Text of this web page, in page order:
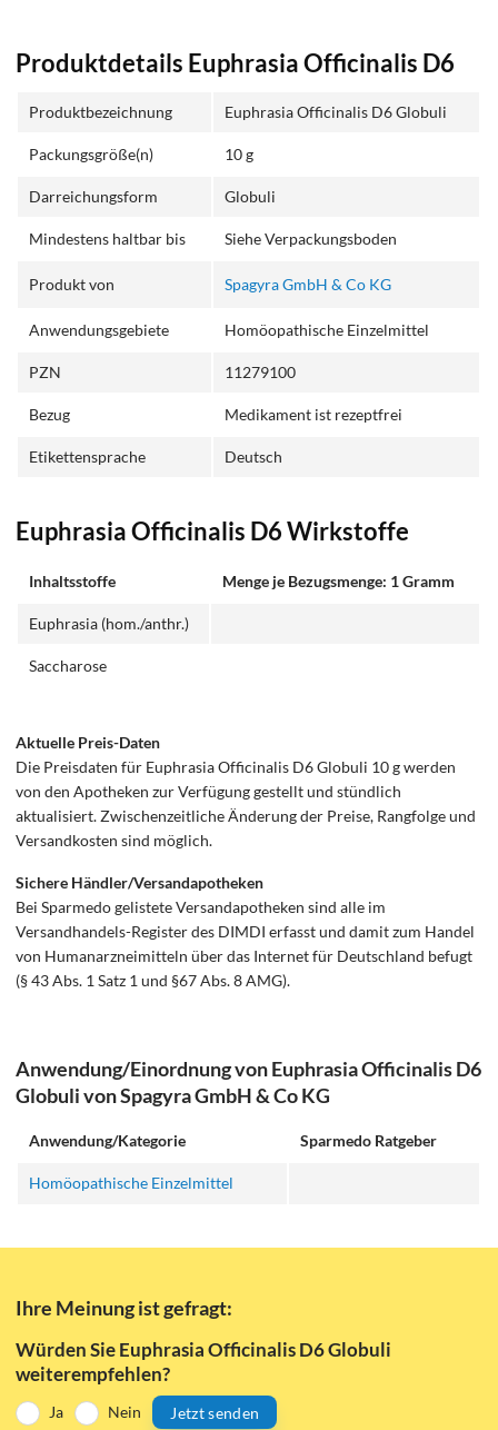
Produktdetails Euphrasia Officinalis D6
Produktbezeichnung Euphrasia Officinalis D6 Globuli
Packungsgröße(n) 10 g
Darreichungsform Globuli
Mindestens haltbar bis Siehe Verpackungsboden
Produkt von Spagyra GmbH & Co KG
Anwendungsgebiete Homöopathische Einzelmittel
PZN 11279100
Bezug Medikament ist rezeptfrei
Etikettensprache Deutsch
Euphrasia Officinalis D6 Wirkstoffe
Inhaltsstoffe Menge je Bezugsmenge: 1 Gramm
Euphrasia (hom./anthr.)
Saccharose
Aktuelle Preis-Daten
Die Preisdaten für Euphrasia Officinalis D6 Globuli 10 g werden
von den Apotheken zur Verfügung gestellt und stündlich
aktualisiert. Zwischenzeitliche Änderung der Preise, Rangfolge und
Versandkosten sind möglich.
Sichere Händler/Versandapotheken
Bei Sparmedo gelistete Versandapotheken sind alle im
Versandhandels-Register des DIMDI erfasst und damit zum Handel
von Humanarzneimitteln über das Internet für Deutschland befugt
(§ 43 Abs. 1 Satz 1 und §67 Abs. 8 AMG).
Anwendung/Einordnung von Euphrasia Officinalis D6
Globuli von Spagyra GmbH & Co KG
Anwendung/Kategorie Sparmedo Ratgeber
Homöopathische Einzelmittel
Ihre Meinung ist gefragt:
Würden Sie Euphrasia Officinalis D6 Globuli
weiterempfehlen?
Ja Nein Jetzt senden